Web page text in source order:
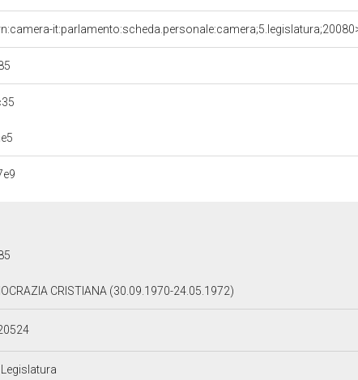
CRISTIANA (30.09.1970-24.05.1972)
Legislatura